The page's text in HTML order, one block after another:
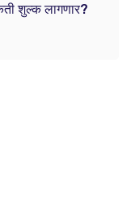
शुल्क लागणार?